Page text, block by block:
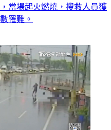
當場起火燃燒，搜救人員獲
罹難。